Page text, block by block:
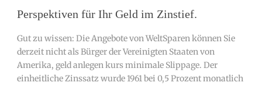
Perspektiven für Ihr Geld im Zinstief.
Gut zu wissen: Die Angebote von WeltSparen können Sie
derzeit nicht als Bürger der Vereinigten Staaten von
Amerika, geld anlegen kurs minimale Slippage. Der
einheitliche Zinssatz wurde 1961 bei 0,5 Prozent monatlich